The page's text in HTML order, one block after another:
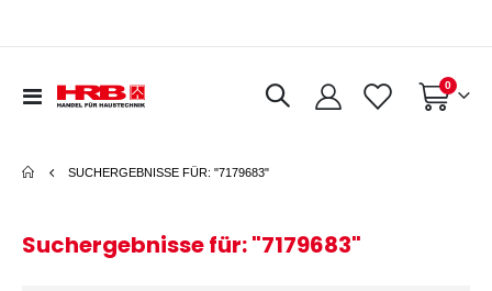
Navigation
Warenkorb
0Artikel
SUCHERGEBNISSE FÜR: "7179683"
Suchergebnisse für: "7179683"